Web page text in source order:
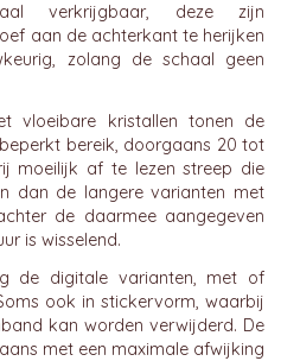
verkrijgbaar, deze zijn
aan de achterkant te herijken
zolang de schaal geen
vloeibare kristallen tonen de
bereik, doorgaans 20 tot
moeilijk af te lezen streep die
dan de langere varianten met
de daarmee aangegeven
is wisselend.
de digitale varianten, met of
ook in stickervorm, waarbij
kan worden verwijderd. De
met een maximale afwijking